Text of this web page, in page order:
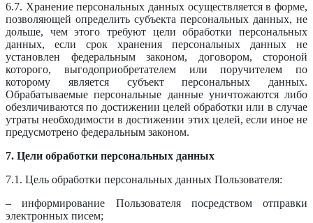
6.7. Хранение персональных данных осуществляется в форме,
позволяющей определить субъекта персональных данных, не
дольше, чем этого требуют цели обработки персональных
данных, если срок хранения персональных данных не
установлен федеральным законом, договором, стороной
которого, выгодоприобретателем или поручителем по
которому является субъект персональных данных.
Обрабатываемые персональные данные уничтожаются либо
обезличиваются по достижении целей обработки или в случае
утраты необходимости в достижении этих целей, если иное не
предусмотрено федеральным законом.
7. Цели обработки персональных данных
7.1. Цель обработки персональных данных Пользователя:
– информирование Пользователя посредством отправки
электронных писем;